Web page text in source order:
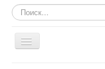
Искать...
Включить/
выключить